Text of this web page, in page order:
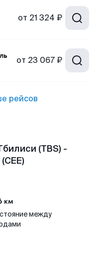
от 21 324 ₽
от 23 067 ₽
рейсов
(TBS) -
км
между